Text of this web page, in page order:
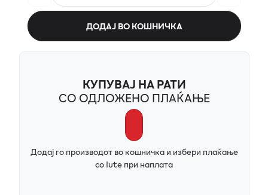
ДОДАЈ ВО КОШНИЧКА
КУПУВАЈ НА РАТИ
СО ОДЛОЖЕНО ПЛАЌАЊЕ
Додај го производот во кошничка и избери плаќање
со Iute при наплата